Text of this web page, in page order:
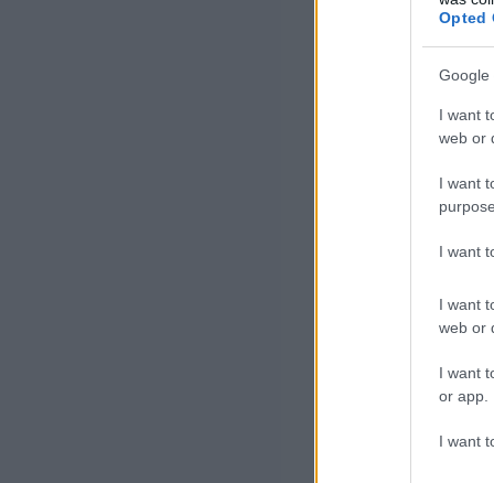
Opted
Google
I want
web or
I want
I want
I want
web or
I want
or app.
I want
A
irreguláris
2025
azonos
iraki
Az Irakkal